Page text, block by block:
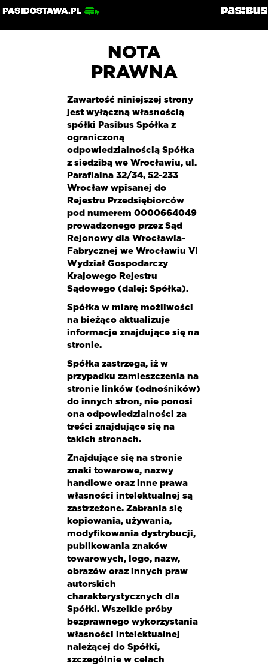
NOTA
PRAWNA
Zawartość niniejszej strony
jest wyłączną własnością
spółki Pasibus Spółka z
ograniczoną
odpowiedzialnością Spółka
z siedzibą we Wrocławiu, ul.
Parafialna 32/34, 52-233
Wrocław wpisanej do
Rejestru Przedsiębiorców
pod numerem 0000664049
prowadzonego przez Sąd
Rejonowy dla Wrocławia-
Fabrycznej we Wrocławiu VI
Wydział Gospodarczy
Krajowego Rejestru
Sądowego (dalej: Spółka).
Spółka w miarę możliwości
na bieżąco aktualizuje
informacje znajdujące się na
stronie.
Spółka zastrzega, iż w
przypadku zamieszczenia na
stronie linków (odnośników)
do innych stron, nie ponosi
ona odpowiedzialności za
treści znajdujące się na
takich stronach.
Znajdujące się na stronie
znaki towarowe, nazwy
handlowe oraz inne prawa
własności intelektualnej są
zastrzeżone. Zabrania się
kopiowania, używania,
modyfikowania dystrybucji,
publikowania znaków
towarowych, logo, nazw,
obrazów oraz innych praw
autorskich
charakterystycznych dla
Spółki. Wszelkie próby
bezprawnego wykorzystania
własności intelektualnej
należącej do Spółki,
szczególnie w celach